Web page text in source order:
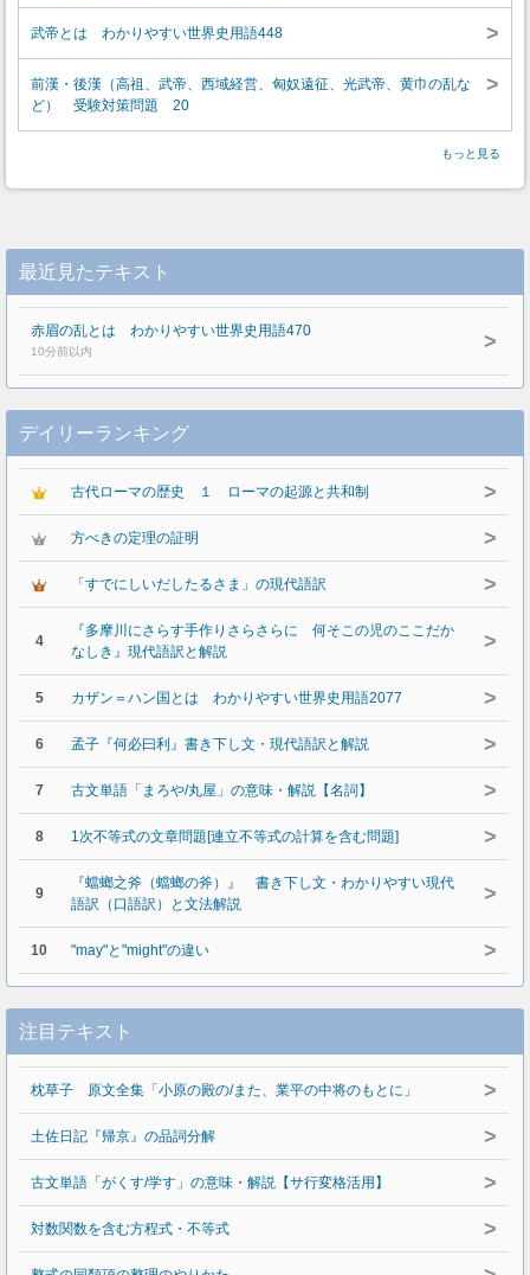
武帝とは わかりやすい世界史用語448 >
前漢・後漢（高祖、武帝、西域経営、匈奴遠征、光武帝、黄巾の乱な
ど） 受験対策問題 20
>
もっと見る
最近見たテキスト
赤眉の乱とは わかりやすい世界史用語470
10分前以内 >
デイリーランキング
古代ローマの歴史 １ ローマの起源と共和制 >
方べきの定理の証明 >
「すでにしいだしたるさま」の現代語訳 >
4
『多摩川にさらす手作りさらさらに 何そこの児のここだか
なしき』現代語訳と解説
>
5 カザン＝ハン国とは わかりやすい世界史用語2077 >
6 孟子『何必曰利』書き下し文・現代語訳と解説 >
7 古文単語「まろや/丸屋」の意味・解説【名詞】 >
8 1次不等式の文章問題[連立不等式の計算を含む問題] >
9
『蟷螂之斧（蟷螂の斧）』 書き下し文・わかりやすい現代
語訳（口語訳）と文法解説
>
10 "may"と"might"の違い >
注目テキスト
枕草子 原文全集「小原の殿の/また、業平の中将のもとに」 >
土佐日記『帰京』の品詞分解 >
古文単語「がくす/学す」の意味・解説【サ行変格活用】 >
対数関数を含む方程式・不等式 >